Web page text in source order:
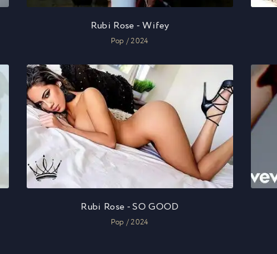
Rubi Rose - Wifey
Pop / 2024
Rubi Rose - SO GOOD
Pop / 2024